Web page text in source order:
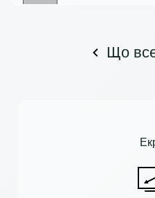
Що